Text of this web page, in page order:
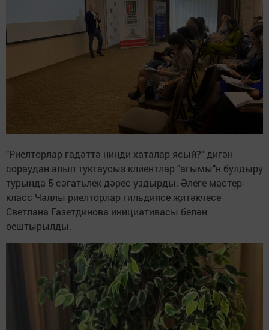
"Риелторлар гадәттә нинди хаталар ясый?" дигән
сораудан алып туктаусыз клиентлар "агымы"н булдыру
турында 5 сәгатьлек дәрес уздырды. Әлеге мастер-
класс Чаллы риелторлар гильдиясе җитәкчесе
Светлана Газетдинова инициативасы белән
оештырылды.